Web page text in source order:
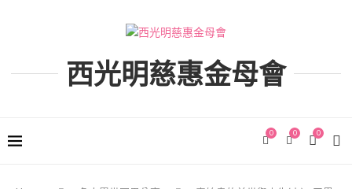
西光明慈惠金母會
0
0
0